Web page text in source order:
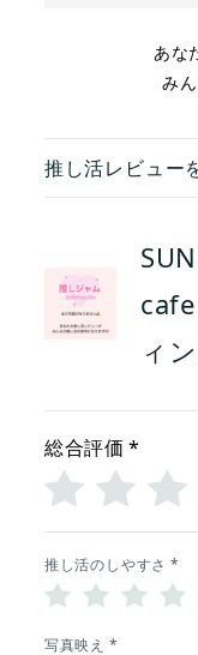
あな
み
推し活レビュー
ィ
総合評価 *
推し活のしやすさ *
写真映え *